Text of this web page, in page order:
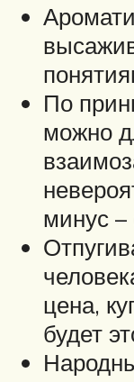
По
можно
минус –
цена,
будет